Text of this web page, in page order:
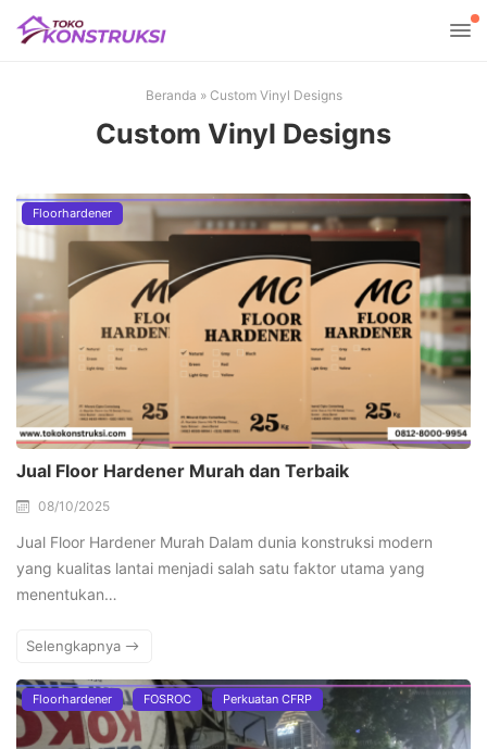
Beranda » Custom Vinyl Designs
Custom Vinyl Designs
Floorhardener
Jual Floor Hardener Murah dan Terbaik
08/10/2025
Jual Floor Hardener Murah Dalam dunia konstruksi modern
yang kualitas lantai menjadi salah satu faktor utama yang
menentukan…
Selengkapnya
Floorhardener FOSROC Perkuatan CFRP